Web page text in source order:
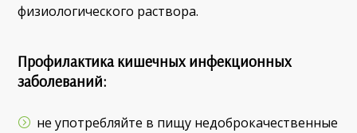
физиологического раствора.
Профилактика кишечных инфекционных
заболеваний:
не употребляйте в пищу недоброкачественные